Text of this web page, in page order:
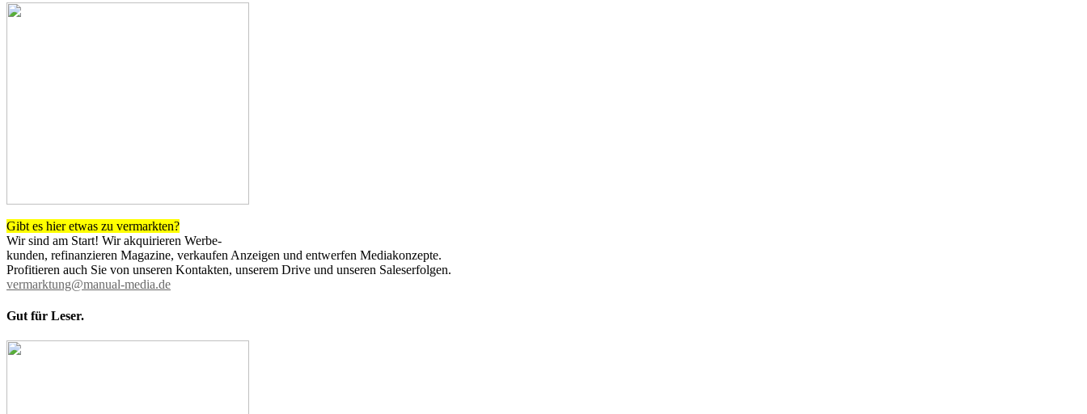
Gibt es hier etwas zu vermarkten?
Wir sind am Start! Wir akquirieren Werbe-
kunden, refinanzieren Magazine, verkaufen Anzeigen und entwerfen Mediakonzepte.
Profitieren auch Sie von unseren Kontakten, unserem Drive und unseren Saleserfolgen.
vermarktung@manual-media.de
Gut für Leser.